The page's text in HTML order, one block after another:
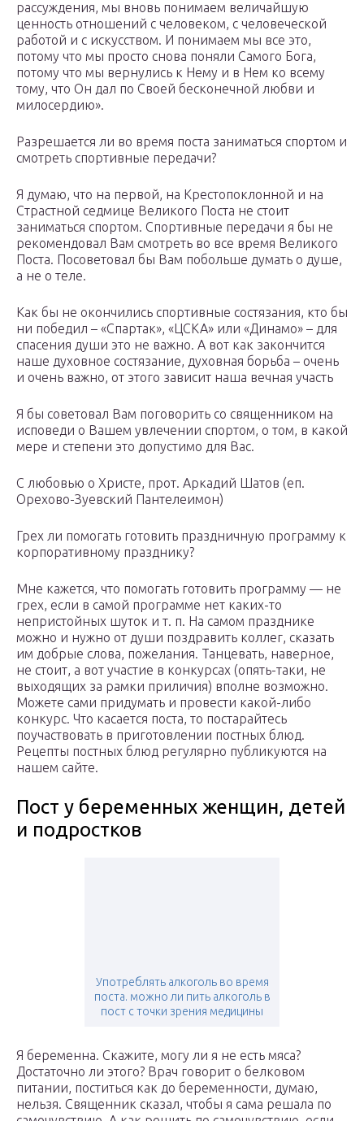
рассуждения, мы вновь понимаем величайшую
ценность отношений с человеком, с человеческой
работой и с искусством. И понимаем мы все это,
потому что мы просто снова поняли Самого Бога,
потому что мы вернулись к Нему и в Нем ко всему
тому, что Он дал по Своей бесконечной любви и
милосердию».
Разрешается ли во время поста заниматься спортом и
смотреть спортивные передачи?
Я думаю, что на первой, на Крестопоклонной и на
Страстной седмице Великого Поста не стоит
заниматься спортом. Спортивные передачи я бы не
рекомендовал Вам смотреть во все время Великого
Поста. Посоветовал бы Вам побольше думать о душе,
а не о теле.
Как бы не окончились спортивные состязания, кто бы
ни победил – «Спартак», «ЦСКА» или «Динамо» – для
спасения души это не важно. А вот как закончится
наше духовное состязание, духовная борьба – очень
и очень важно, от этого зависит наша вечная участь
Я бы советовал Вам поговорить со священником на
исповеди о Вашем увлечении спортом, о том, в какой
мере и степени это допустимо для Вас.
С любовью о Христе, прот. Аркадий Шатов (еп.
Орехово-Зуевский Пантелеимон)
Грех ли помогать готовить праздничную программу к
корпоративному празднику?
Мне кажется, что помогать готовить программу — не
грех, если в самой программе нет каких-то
непристойных шуток и т. п. На самом празднике
можно и нужно от души поздравить коллег, сказать
им добрые слова, пожелания. Танцевать, наверное,
не стоит, а вот участие в конкурсах (опять-таки, не
выходящих за рамки приличия) вполне возможно.
Можете сами придумать и провести какой-либо
конкурс. Что касается поста, то постарайтесь
поучаствовать в приготовлении постных блюд.
Рецепты постных блюд регулярно публикуются на
нашем сайте.
Пост у беременных женщин, детей
и подростков
Употреблять алкоголь во время
поста. можно ли пить алкоголь в
пост с точки зрения медицины
Я беременна. Скажите, могу ли я не есть мяса?
Достаточно ли этого? Врач говорит о белковом
питании, поститься как до беременности, думаю,
нельзя. Священник сказал, чтобы я сама решала по